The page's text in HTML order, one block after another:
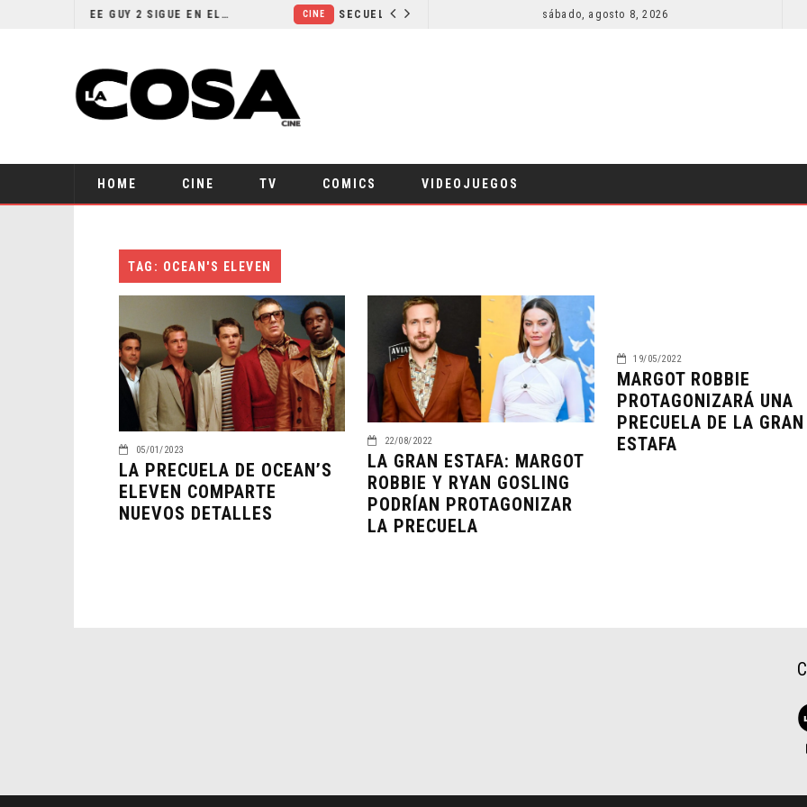
¿POR QUÉ FREE GUY 2 SIGUE EN EL LIMBO? CINE
sábado, agosto 8, 2026
HOME CINE TV COMICS VIDEOJUEGOS
TAG: OCEAN'S ELEVEN
05/01/2023
LA PRECUELA DE OCEAN’S
ELEVEN COMPARTE
NUEVOS DETALLES
22/08/2022
LA GRAN ESTAFA: MARGOT
ROBBIE Y RYAN GOSLING
PODRÍAN PROTAGONIZAR
LA PRECUELA
19/05/2022
MARGOT ROBBIE
PROTAGONIZARÁ UNA
PRECUELA DE LA GRAN
ESTAFA